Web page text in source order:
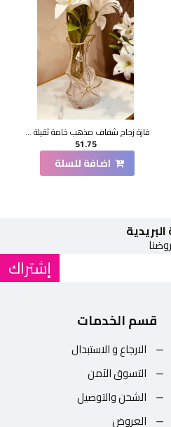
فازة زجاج شفاف مذهب خامة ثقيلة 21 سم
51.75
اضافة للسلة
إشتراك
قسم الخدمات
الارجاع و الاستبدال
التسوق الآمن
الشحن والتوصيل
العروض